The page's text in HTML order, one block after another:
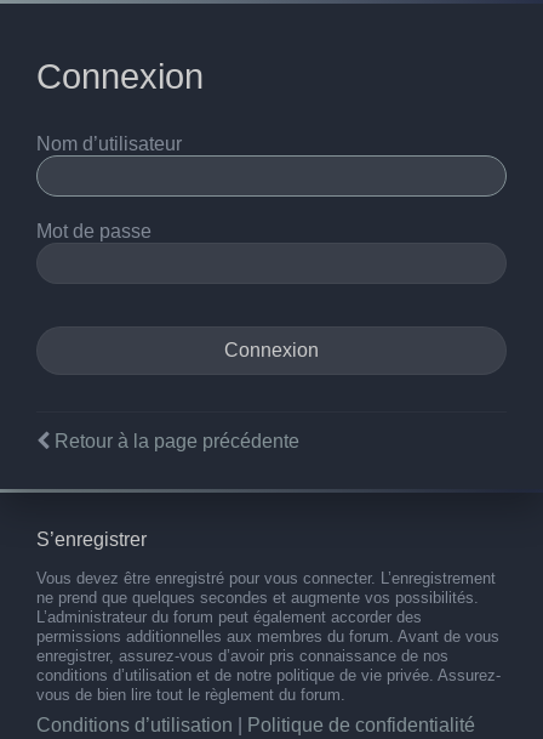
Connexion
Nom d’utilisateur
Mot de passe
Retour à la page précédente
S’enregistrer
Vous devez être enregistré pour vous connecter. L’enregistrement
ne prend que quelques secondes et augmente vos possibilités.
L’administrateur du forum peut également accorder des
permissions additionnelles aux membres du forum. Avant de vous
enregistrer, assurez-vous d’avoir pris connaissance de nos
conditions d’utilisation et de notre politique de vie privée. Assurez-
vous de bien lire tout le règlement du forum.
Conditions d’utilisation Politique de confidentialité